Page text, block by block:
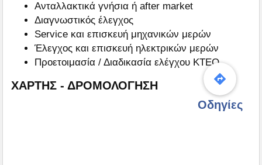
Ανταλλακτικά γνήσια ή after market
Διαγνωστικός έλεγχος
Service και επισκευή μηχανικών μερών
Έλεγχος και επισκευή ηλεκτρικών μερών
Προετοιμασία / Διαδικασία ελέγχου ΚΤΕΟ
ΧΑΡΤΗΣ - ΔΡΟΜΟΛΟΓΗΣΗ
Οδηγίες